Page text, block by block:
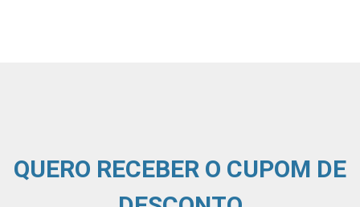
QUERO RECEBER O CUPOM DE